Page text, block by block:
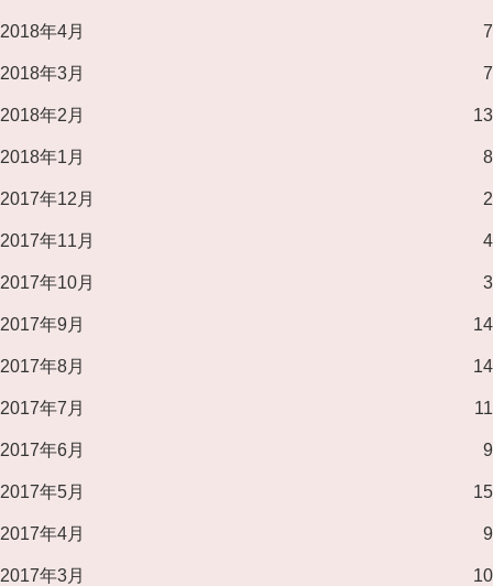
2018年4月 7
2018年3月 7
2018年2月 13
2018年1月 8
2017年12月 2
2017年11月 4
2017年10月 3
2017年9月 14
2017年8月 14
2017年7月 11
2017年6月 9
2017年5月 15
2017年4月 9
2017年3月 10